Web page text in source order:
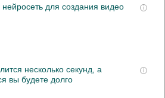
i
для создания видео
i
несколько секунд, а
вы будете долго